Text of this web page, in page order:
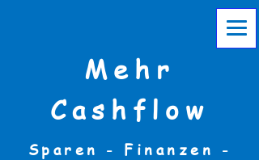
Mehr
Cashflow
Sparen - Finanzen -